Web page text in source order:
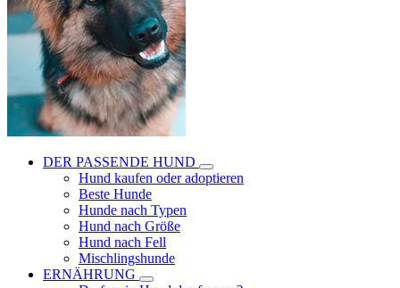
DER PASSENDE HUND
Hund kaufen oder adoptieren
Beste Hunde
Hunde nach Typen
Hund nach Größe
Hund nach Fell
Mischlingshunde
ERNÄHRUNG